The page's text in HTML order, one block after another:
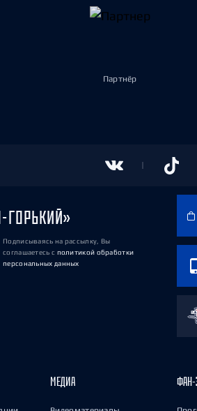
Партнёр
ГОРЬКИЙ»
Подписываясь на рассылку, Вы
соглашаетесь с политикой обработки
персональных данных
МЕДИА ФАН-